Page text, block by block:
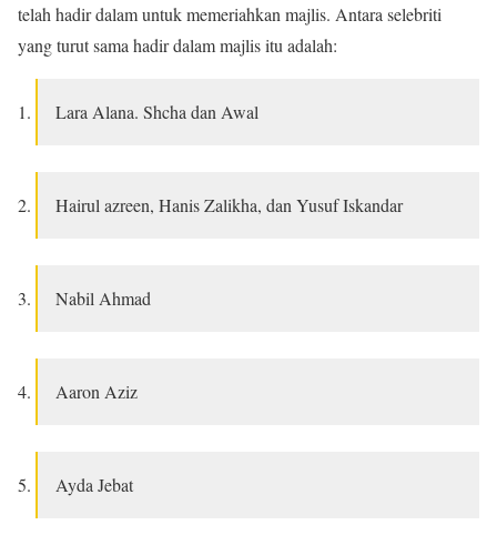
telah hadir dalam untuk memeriahkan majlis. Antara selebriti
yang turut sama hadir dalam majlis itu adalah:
Lara Alana. Shcha dan Awal
Hairul azreen, Hanis Zalikha, dan Yusuf Iskandar
Nabil Ahmad
Aaron Aziz
Ayda Jebat